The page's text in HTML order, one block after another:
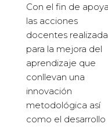
Con el fin de
las acciones
docentes
para la mejora del
aprendizaje que
conllevan una
innovación
metodológica así
como el desarrollo